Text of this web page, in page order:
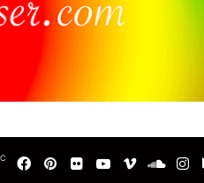
Facebook
Pinterest
Flickr YouTube
Vimeo